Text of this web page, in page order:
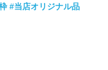
#当店オリジナル品